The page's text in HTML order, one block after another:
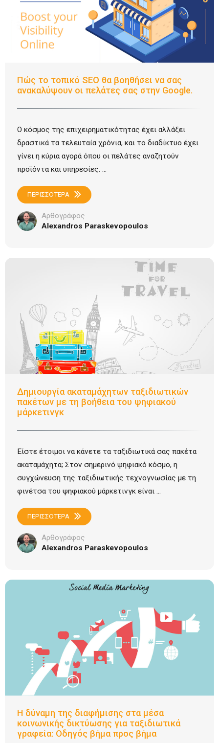
Πώς το τοπικό SEO θα βοηθήσει να σας
ανακαλύψουν οι πελάτες σας στην Google.
Ο κόσμος της επιχειρηματικότητας έχει αλλάξει
δραστικά τα τελευταία χρόνια, και το διαδίκτυο έχει
γίνει η κύρια αγορά όπου οι πελάτες αναζητούν
προϊόντα και υπηρεσίες. ...
ΠΕΡΙΣΣΟΤΕΡΑ
Αρθογράφος
Alexandros Paraskevopoulos
Δημιουργία ακαταμάχητων ταξιδιωτικών
πακέτων με τη βοήθεια του ψηφιακού
μάρκετινγκ
Είστε έτοιμοι να κάνετε τα ταξιδιωτικά σας πακέτα
ακαταμάχητα; Στον σημερινό ψηφιακό κόσμο, η
συγχώνευση της ταξιδιωτικής τεχνογνωσίας με τη
φινέτσα του ψηφιακού μάρκετινγκ είναι ...
ΠΕΡΙΣΣΟΤΕΡΑ
Αρθογράφος
Alexandros Paraskevopoulos
Η δύναμη της διαφήμισης στα μέσα
κοινωνικής δικτύωσης για ταξιδιωτικά
γραφεία: Οδηγός βήμα προς βήμα